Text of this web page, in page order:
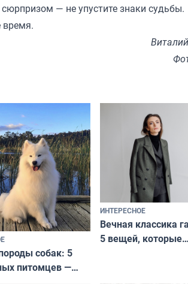
— не упустите знаки судьбы.
время.
собак: 5
питомцев —
ИНТЕРЕСНОЕ
Вечная классика
5 вещей, которые